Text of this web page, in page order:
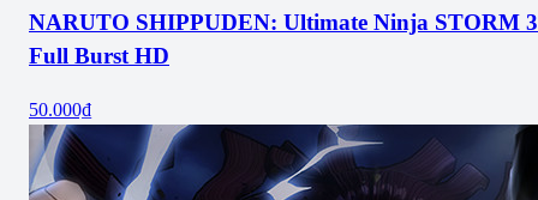
NARUTO SHIPPUDEN: Ultimate Ninja STORM 3
Full Burst HD
50.000₫